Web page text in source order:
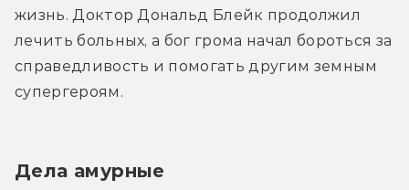
жизнь. Доктор Дональд Блейк продолжил
лечить больных, а бог грома начал бороться за
справедливость и помогать другим земным
супергероям.
Дела амурные